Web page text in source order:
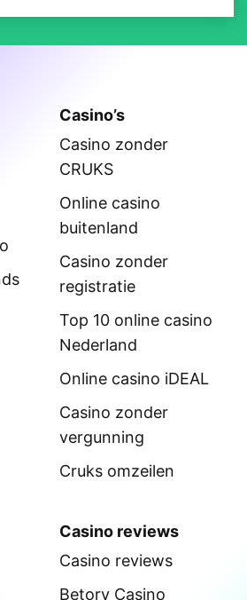
Casino’s
Casino zonder
CRUKS
Online casino
buitenland
Casino zonder
registratie
Top 10 online casino
Nederland
Online casino iDEAL
Casino zonder
vergunning
Cruks omzeilen
Casino reviews
Casino reviews
Betory Casino